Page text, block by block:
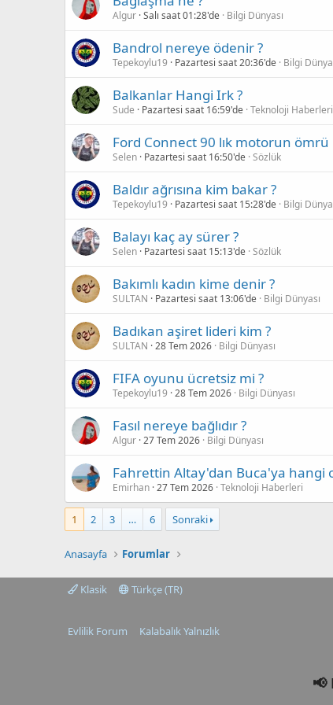
Algur Salı saat 01:28'de Bilgi Dünyası
Bandrol nereye ödenir ?
Tepekoylu19 Pazartesi saat 20:36'de Bilgi
Balkanlar Hangi Irk ?
Sude Pazartesi saat 16:59'de Teknoloji Haberleri
Ford Connect 90 lık motorun ömrü
Selen Pazartesi saat 16:50'de Sözlük
Baldır ağrısına kim bakar ?
Tepekoylu19 Pazartesi saat 15:28'de Bilgi
Balayı kaç ay sürer ?
Selen Pazartesi saat 15:13'de Sözlük
Bakımlı kadın kime denir ?
SULTAN Pazartesi saat 13:06'de Bilgi Dünyası
Badıkan aşiret lideri kim ?
SULTAN 28 Tem 2026 Bilgi Dünyası
FIFA oyunu ücretsiz mi ?
Tepekoylu19 28 Tem 2026 Bilgi Dünyası
Fasıl nereye bağlıdır ?
Algur 27 Tem 2026 Bilgi Dünyası
Fahrettin Altay'dan Buca'ya hangi
Emirhan 27 Tem 2026 Teknoloji Haberleri
1 2 3 … 6 Sonraki
Anasayfa Forumlar
Klasik Türkçe (TR)
Evlilik Forum Kalabalık Yalnızlık
📢